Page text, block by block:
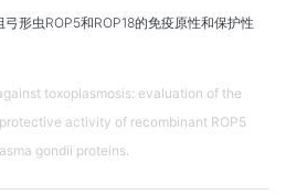
形虫ROP5和ROP18的免疫原性和保护性
toxoplasmosis: evaluation of the
activity of recombinant ROP5
gondii proteins.